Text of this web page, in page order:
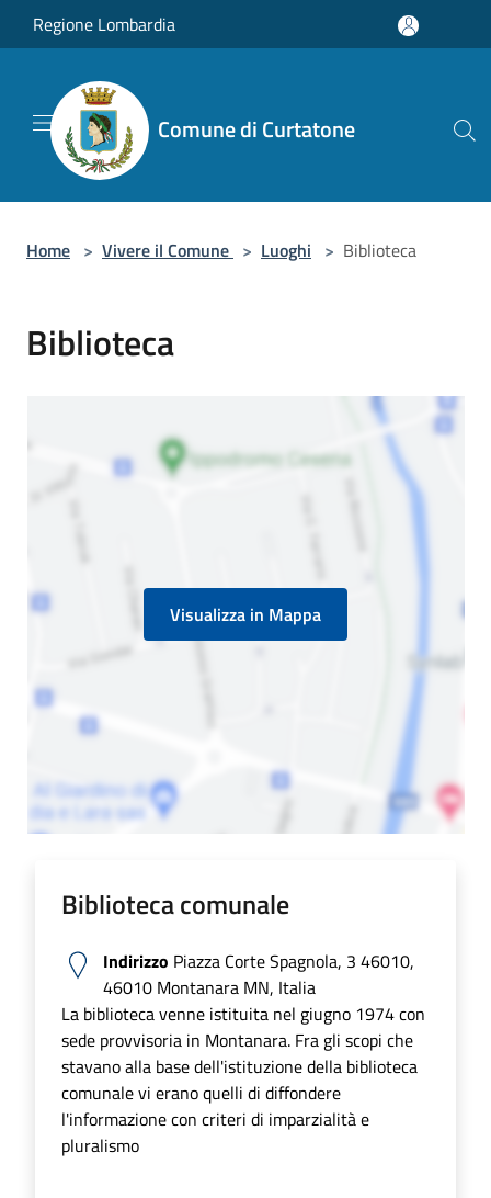
Salta al contenuto principale
Regione Lombardia
Comune di Curtatone
Home > Vivere il Comune > Luoghi > Biblioteca
Biblioteca
Visualizza in Mappa
Biblioteca comunale
Indirizzo Piazza Corte Spagnola, 3 46010,
46010 Montanara MN, Italia
La biblioteca venne istituita nel giugno 1974 con
sede provvisoria in Montanara. Fra gli scopi che
stavano alla base dell'istituzione della biblioteca
comunale vi erano quelli di diffondere
l'informazione con criteri di imparzialità e
pluralismo